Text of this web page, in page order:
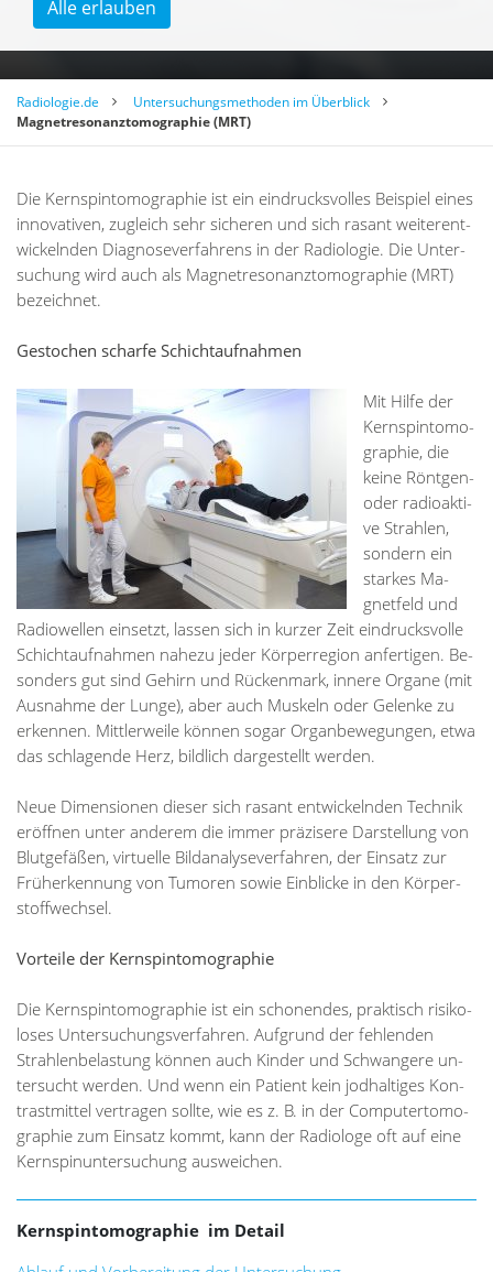
Alle erlauben
Radiologie.de
Untersuchungsmethoden im Überblick
Magnetresonanztomographie (MRT)
Die Kern­spin­to­mo­gra­phie ist ein ein­drucks­vol­les Bei­spiel ei­nes
in­no­va­ti­ven, zu­gleich sehr si­che­ren und sich ra­sant wei­ter­ent­
wi­ckeln­den Dia­gno­se­ver­fah­rens in der Ra­dio­lo­gie. Die Un­ter­
su­chung wird auch als Ma­gnet­re­so­nanz­to­mo­gra­phie (MRT)
be­zeich­net.
Gestochen scharfe Schichtaufnahmen
Mit Hil­fe der
Kern­spin­to­mo­
gra­phie, die
kei­ne Rönt­gen-
oder ra­dio­ak­ti­
ve Strah­len,
son­dern ein
star­kes Ma­
gnet­feld und
Ra­dio­wel­len ein­setzt, las­sen sich in kur­zer Zeit ein­drucks­vol­le
Schicht­auf­nah­men na­he­zu je­der Kör­per­re­gi­on an­fer­ti­gen. Be­
son­ders gut sind Ge­hirn und Rü­cken­mark, in­ne­re Or­ga­ne (mit
Aus­nah­me der Lun­ge), aber auch Mus­keln oder Ge­len­ke zu
er­ken­nen. Mitt­ler­wei­le kön­nen so­gar Or­gan­be­we­gun­gen, etwa
das schla­gen­de Herz, bild­lich dar­ge­stellt wer­den.
Neue Di­men­sio­nen die­ser sich ra­sant ent­wi­ckeln­den Tech­nik
er­öff­nen un­ter an­de­rem die im­mer prä­zi­se­re Dar­stel­lung von
Blut­ge­fä­ßen, vir­tu­el­le Bild­ana­ly­se­ver­fah­ren, der Ein­satz zur
Früh­er­ken­nung von Tu­mo­ren so­wie Ein­bli­cke in den Kör­per­
stoff­wech­sel.
Vorteile der Kernspintomographie
Die Kern­spin­to­mo­gra­phie ist ein scho­nen­des, prak­tisch ri­si­ko­
lo­ses Un­ter­su­chungs­ver­fah­ren. Auf­grund der feh­len­den
Strah­len­be­las­tung kön­nen auch Kin­der und Schwan­ge­re un­
ter­sucht wer­den. Und wenn ein Pa­ti­ent kein jod­hal­ti­ges Kon­
trast­mit­tel ver­tra­gen soll­te, wie es z. B. in der Com­pu­ter­to­mo­
gra­phie zum Ein­satz kommt, kann der Ra­dio­lo­ge oft auf eine
Kern­spin­un­ter­su­chung aus­wei­chen.
Kernspintomographie im Detail